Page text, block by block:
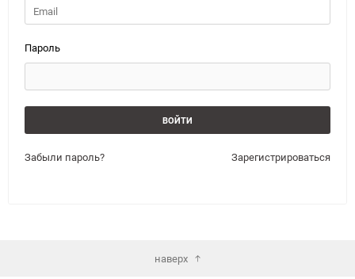
Пароль
Забыли пароль? Зарегистрироваться
наверх